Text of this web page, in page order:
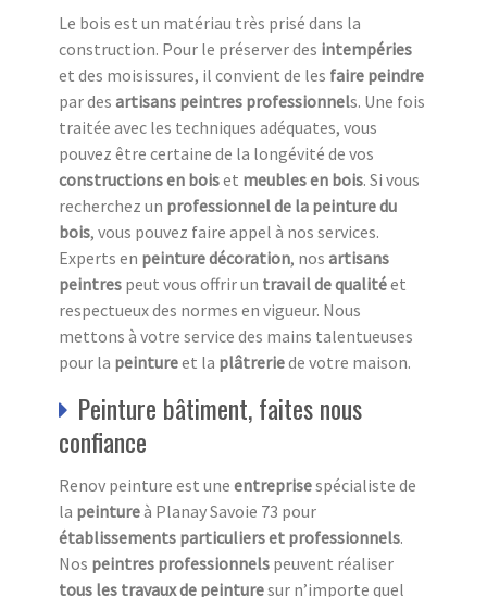
Le bois est un matériau très prisé dans la
construction. Pour le préserver des intempéries
et des moisissures, il convient de les faire peindre
par des artisans peintres professionnels. Une fois
traitée avec les techniques adéquates, vous
pouvez être certaine de la longévité de vos
constructions en boiset meubles en bois. Si vous
recherchez un professionnel de la peinture du
bois, vous pouvez faire appel à nos services.
Experts en peinture décoration, nos artisans
peintres peut vous offrir un travail de qualitéet
respectueux des normes en vigueur. Nous
mettons à votre service des mains talentueuses
pour la peintureet la plâtreriede votre maison.
Peinture bâtiment, faites nous
confiance
Renov peinture est une entreprisespécialiste de
la peintureà Planay Savoie 73 pour
établissements particuliers et professionnels.
Nos peintres professionnels peuvent réaliser
tous les travaux de peinturesur n’importe quel